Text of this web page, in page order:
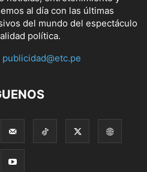
al día con las últimas
del mundo del espectáculo
política.
publicidad@etc.pe